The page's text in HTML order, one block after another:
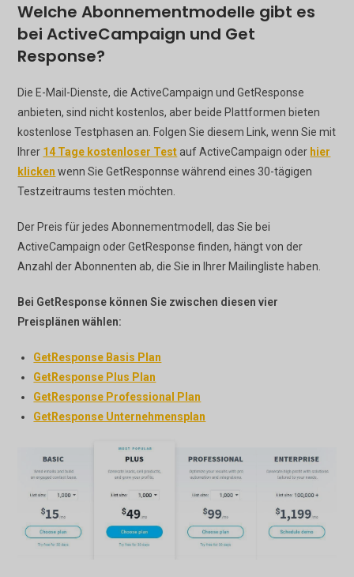
Welche Abonnementmodelle gibt es
bei ActiveCampaign und Get
Response?
Die E-Mail-Dienste, die ActiveCampaign und GetResponse
anbieten, sind nicht kostenlos, aber beide Plattformen bieten
kostenlose Testphasen an. Folgen Sie diesem Link, wenn Sie mit
Ihrer 14 Tage kostenloser Test auf ActiveCampaign oder hier
klicken wenn Sie GetResponnse während eines 30-tägigen
Testzeitraums testen möchten.
Der Preis für jedes Abonnementmodell, das Sie bei
ActiveCampaign oder GetResponse finden, hängt von der
Anzahl der Abonnenten ab, die Sie in Ihrer Mailingliste haben.
Bei GetResponse können Sie zwischen diesen vier
Preisplänen wählen:
GetResponse Basis Plan
GetResponse Plus Plan
GetResponse Professional Plan
GetResponse Unternehmensplan